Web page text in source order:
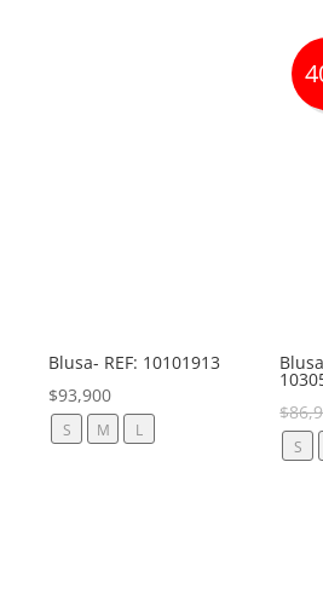
Blusa- REF: 10101913
$93,900
S M L
$
S